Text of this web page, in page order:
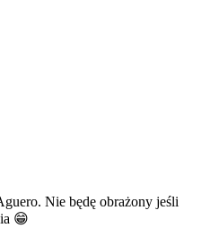
Nie będę obrażony jeśli
😁